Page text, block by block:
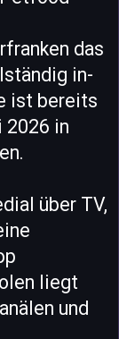
das
in-
ist bereits
2026 in
über TV,
liegt
und